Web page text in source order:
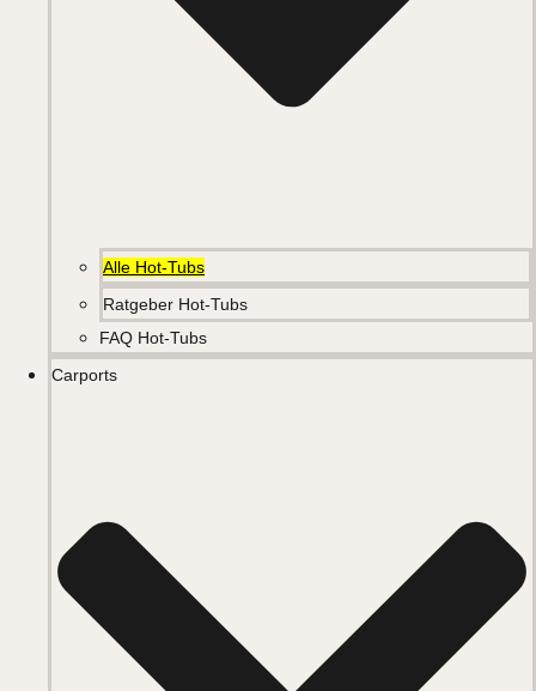
Alle Hot-Tubs
Ratgeber Hot-Tubs
FAQ Hot-Tubs
Carports